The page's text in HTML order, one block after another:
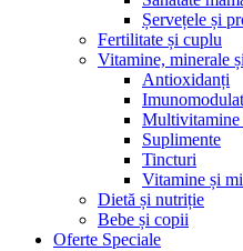
Șervețele și
Fertilitate și cuplu
Vitamine, minerale
Antioxidanți
Multivitamine
Suplimente
Tincturi
Vitamine și
Dietă și nutriție
Bebe și copii
Oferte Speciale